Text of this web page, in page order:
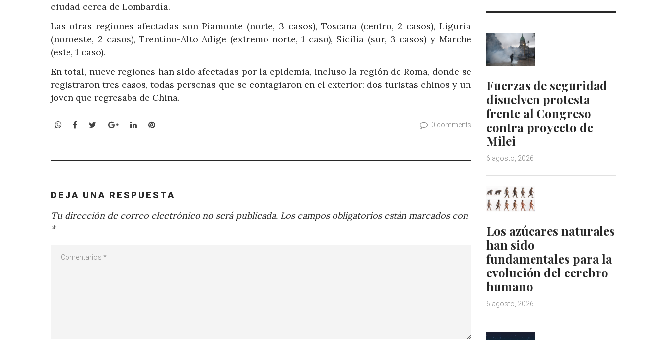
ciudad cerca de Lombardía.
Las otras regiones afectadas son Piamonte (norte, 3 casos), Toscana (centro, 2 casos), Liguria
(noroeste, 2 casos), Trentino-Alto Adige (extremo norte, 1 caso), Sicilia (sur, 3 casos) y Marche
(este, 1 caso).
En total, nueve regiones han sido afectadas por la epidemia, incluso la región de Roma, donde se
registraron tres casos, todas personas que se contagiaron en el exterior: dos turistas chinos y un
joven que regresaba de China.
WhatsApp
Facebook
TwitterGoogle+LinkedInPinterest 0 comments
DEJA UNA RESPUESTA
Tu dirección de correo electrónico no será publicada. Los campos obligatorios están marcados con
*
Fuerzas de seguridad
disuelven protesta
frente al Congreso
contra proyecto de
Milei
6 agosto, 2026
Los azúcares naturales
han sido
fundamentales para la
evolución del cerebro
humano
6 agosto, 2026